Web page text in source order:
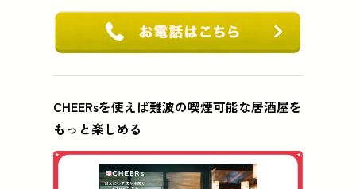
CHEERsを使えば難波の喫煙可能な居酒屋を
もっと楽しめる